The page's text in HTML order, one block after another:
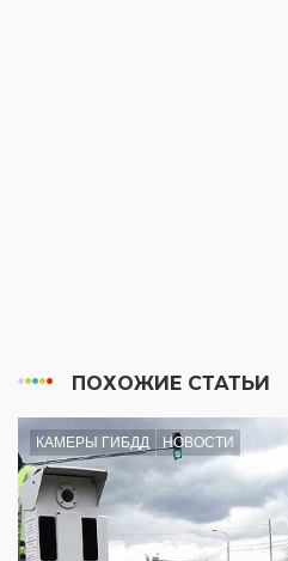
ПОХОЖИЕ СТАТЬИ
КАМЕРЫ ГИБДД НОВОСТИ